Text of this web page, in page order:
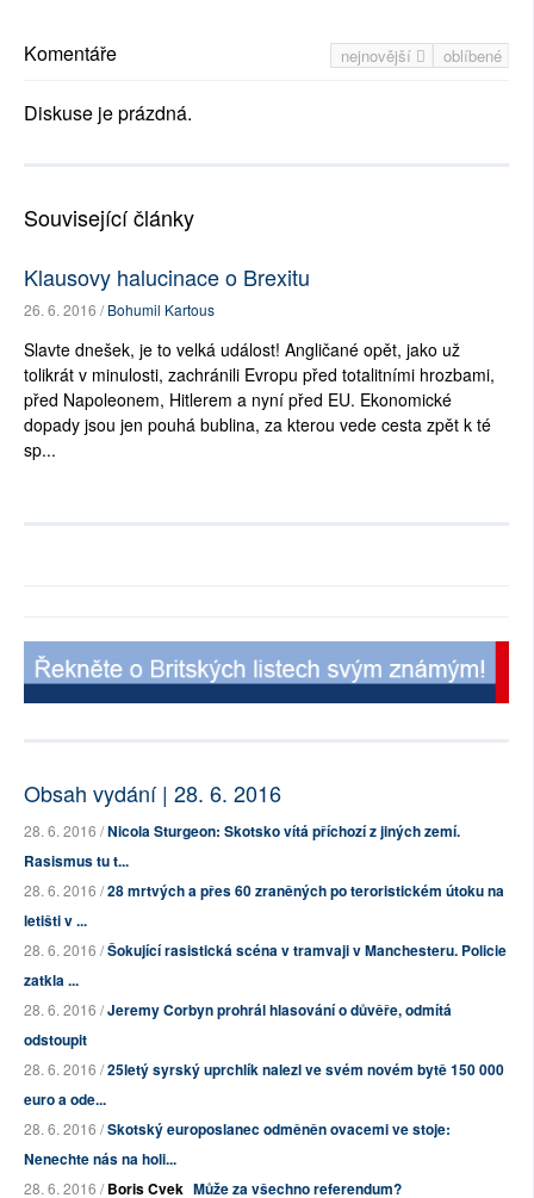
nejnovější oblíbené
Komentáře
Diskuse je prázdná.
Související články
Klausovy halucinace o Brexitu
26. 6. 2016 /Bohumil Kartous
Slavte dnešek, je to velká událost! Angličané opět, jako už
tolikrát v minulosti, zachránili Evropu před totalitními hrozbami,
před Napoleonem, Hitlerem a nyní před EU. Ekonomické
dopady jsou jen pouhá bublina, za kterou vede cesta zpět k té
sp...
Obsah vydání | 28. 6. 2016
28. 6. 2016 /Nicola Sturgeon: Skotsko vítá příchozí z jiných zemí.
Rasismus tu t...
28. 6. 2016 /28 mrtvých a přes 60 zraněných po teroristickém útoku na
letišti v ...
28. 6. 2016 /Šokující rasistická scéna v tramvaji v Manchesteru. Policie
zatkla ...
28. 6. 2016 /Jeremy Corbyn prohrál hlasování o důvěře, odmítá
odstoupit
28. 6. 2016 /25letý syrský uprchlík nalezl ve svém novém bytě 150 000
euro a ode...
28. 6. 2016 /Skotský europoslanec odměněn ovacemi ve stoje:
Nenechte nás na holi...
28. 6. 2016 /Boris Cvek Může za všechno referendum?